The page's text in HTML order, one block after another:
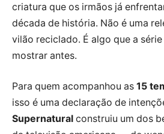
criatura que os irmãos já
década de história. Não é uma
vilão reciclado. É algo que a
mostrar antes.
Para quem acompanhou as 15
isso é uma declaração de
Supernatural construiu um dos